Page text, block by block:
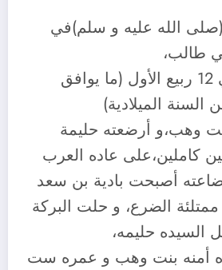
الله عليه و سلم)في
طالب،
في عام الفيل في 12 ربيع الأول (ما يوافق
وهب،و أرضعته حليمة
كاملين،على عاده العرب
أصبحت بادية بن سعد
الضرع، و حلت البركة
السيده حليمه،
أمنه بنت وهب و عمره ست